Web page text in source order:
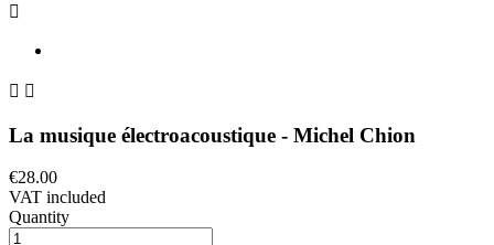

 
La musique électroacoustique - Michel Chion
€28.00
VAT included
Quantity